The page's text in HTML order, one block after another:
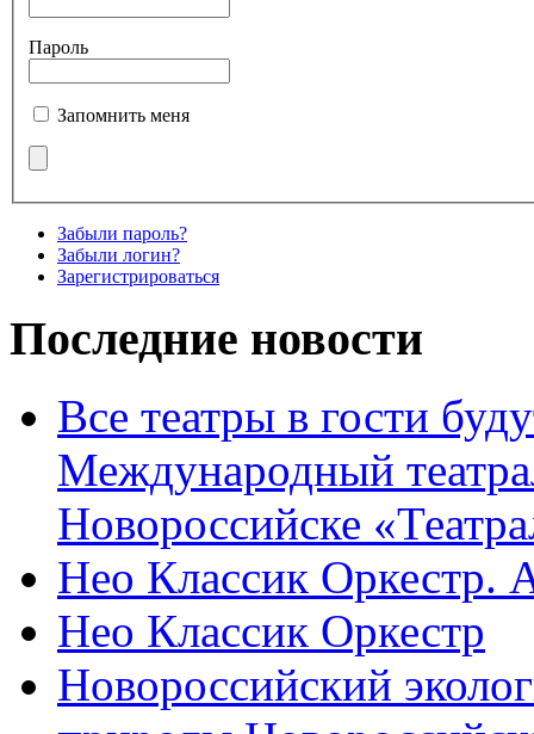
Пароль
Запомнить меня
Забыли пароль?
Забыли логин?
Зарегистрироваться
Последние новости
Все театры в гости
Международный
Новороссийске
Нео Классик Оркестр.
Нео Классик Оркестр
Новороссийский